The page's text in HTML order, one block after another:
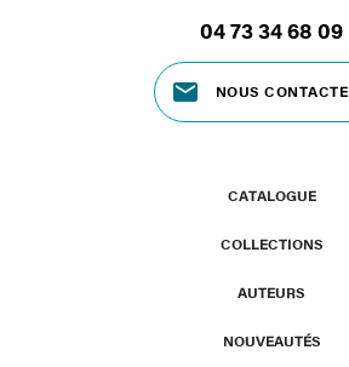
04 73 34 68 09
NOUS
CATALOGUE
COLLECTIONS
AUTEURS
NOUVEAUTÉS